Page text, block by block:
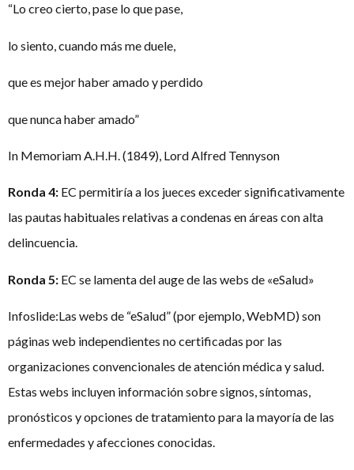
“Lo creo cierto, pase lo que pase,
lo siento, cuando más me duele,
que es mejor haber amado y perdido
que nunca haber amado”
In Memoriam A.H.H. (1849), Lord Alfred Tennyson
Ronda 4: EC permitiría a los jueces exceder significativamente
las pautas habituales relativas a condenas en áreas con alta
delincuencia.
Ronda 5: EC se lamenta del auge de las webs de «eSalud»
Infoslide:Las webs de “eSalud” (por ejemplo, WebMD) son
páginas web independientes no certificadas por las
organizaciones convencionales de atención médica y salud.
Estas webs incluyen información sobre signos, síntomas,
pronósticos y opciones de tratamiento para la mayoría de las
enfermedades y afecciones conocidas.